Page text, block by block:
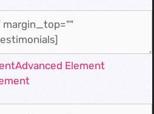
Advanced Element